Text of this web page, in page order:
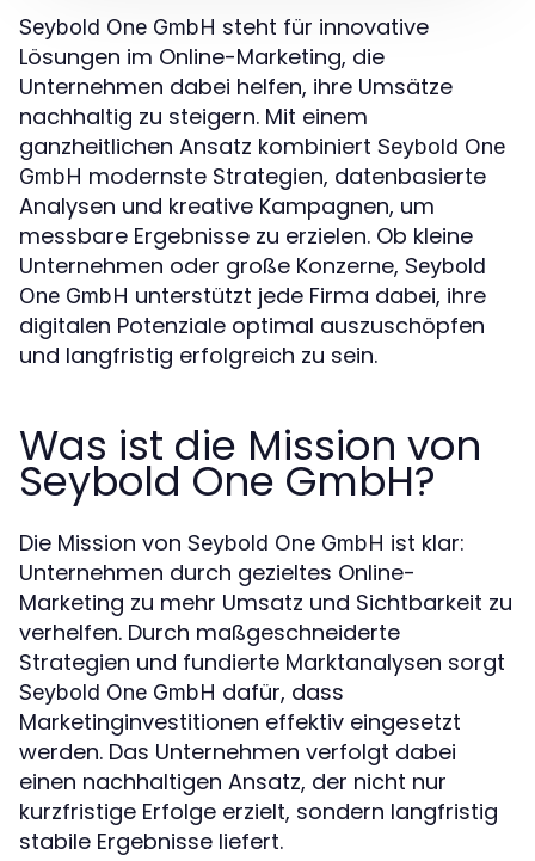
Seybold One GmbH steht für innovative
Lösungen im Online-Marketing, die
Unternehmen dabei helfen, ihre Umsätze
nachhaltig zu steigern. Mit einem
ganzheitlichen Ansatz kombiniert Seybold One
GmbH modernste Strategien, datenbasierte
Analysen und kreative Kampagnen, um
messbare Ergebnisse zu erzielen. Ob kleine
Unternehmen oder große Konzerne, Seybold
One GmbH unterstützt jede Firma dabei, ihre
digitalen Potenziale optimal auszuschöpfen
und langfristig erfolgreich zu sein.
Was ist die Mission von
Seybold One GmbH?
Die Mission von Seybold One GmbH ist klar:
Unternehmen durch gezieltes Online-
Marketing zu mehr Umsatz und Sichtbarkeit zu
verhelfen. Durch maßgeschneiderte
Strategien und fundierte Marktanalysen sorgt
Seybold One GmbH dafür, dass
Marketinginvestitionen effektiv eingesetzt
werden. Das Unternehmen verfolgt dabei
einen nachhaltigen Ansatz, der nicht nur
kurzfristige Erfolge erzielt, sondern langfristig
stabile Ergebnisse liefert.